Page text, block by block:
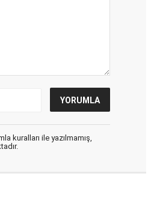
kuralları ile yazılmamış,